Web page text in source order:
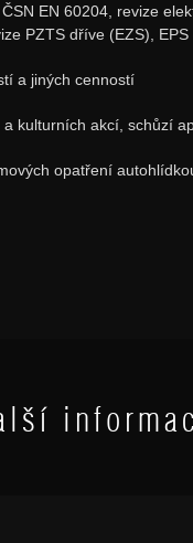
EN 60204, revize
PZTS dříve (EZS),
a jiných cenností
kulturních akcí, schůzí
opatření